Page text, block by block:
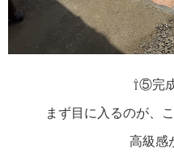
⇧⑤完
まず目に入るのが、
高級感